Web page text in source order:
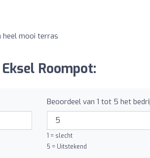
heel mooi terras
Roompot:
Beoordeel van 1 tot 5 het
1 = slecht
5 = Uitstekend